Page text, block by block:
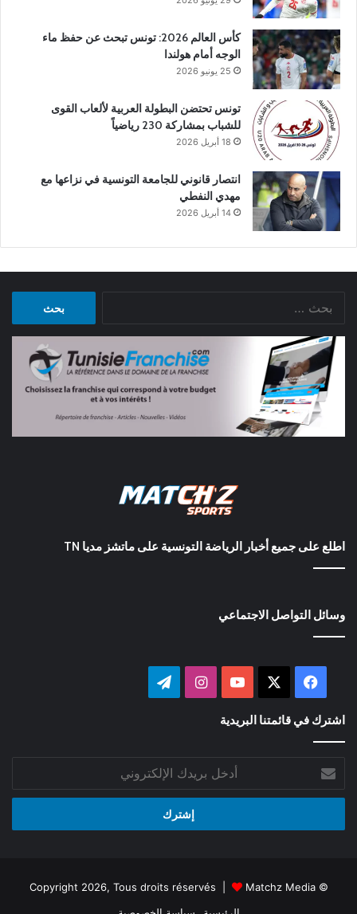
كأس العالم 2026: تونس تبحث عن حفظ ماء
الوجه أمام هولندا
25 يونيو 2026
تونس تحتضن البطولة العربية لألعاب القوى
للشباب بمشاركة 230 رياضياً
18 أبريل 2026
انتصار قانوني للجامعة التونسية في نزاعها مع
مهدي النفطي
14 أبريل 2026
اطلع على جميع أخبار الرياضة التونسية على ماتشز مديا TN
وسائل التواصل الاجتماعي
فيسبوك ‫YouTubeانستقرام
اشترك في قائمتنا البريدية
بريدك
الإلكتروني
© Copyright 2026, Tous droits réservés |
Matchz Media